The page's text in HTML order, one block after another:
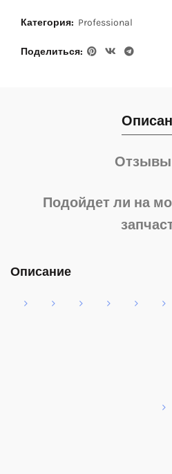
Категория: Professional
Поделиться
Подойдет ли на
Описание